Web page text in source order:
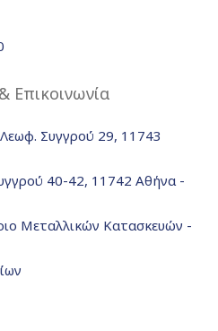
Επικοινωνία
Συγγρού 29, 11743
40-42, 11742 Αθήνα -
Μεταλλικών Κατασκευών -